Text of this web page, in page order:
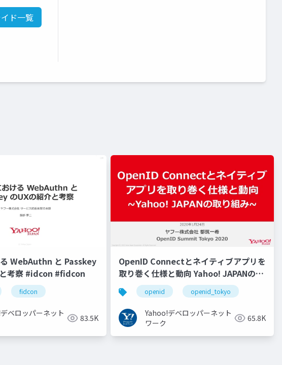
ド一覧
WebAuthn と Passkey
考察 #idcon #fidcon
fidcon
ベロッパーネット
83.5K
OpenID Connectとネイティブアプリを
取り巻く仕様と動向 Yahoo! JAPANの取
り組み #openid #openid_tokyo
openid openid_tokyo
Yahoo!デベロッパーネット
ワーク
65.8K